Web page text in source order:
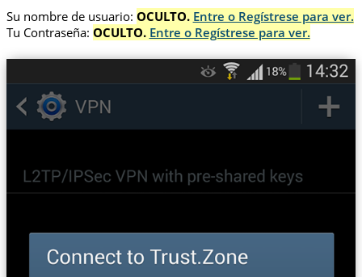
Su nombre de usuario: OCULTO. Entre o Regístrese para ver.
Tu Contraseña: OCULTO. Entre o Regístrese para ver.